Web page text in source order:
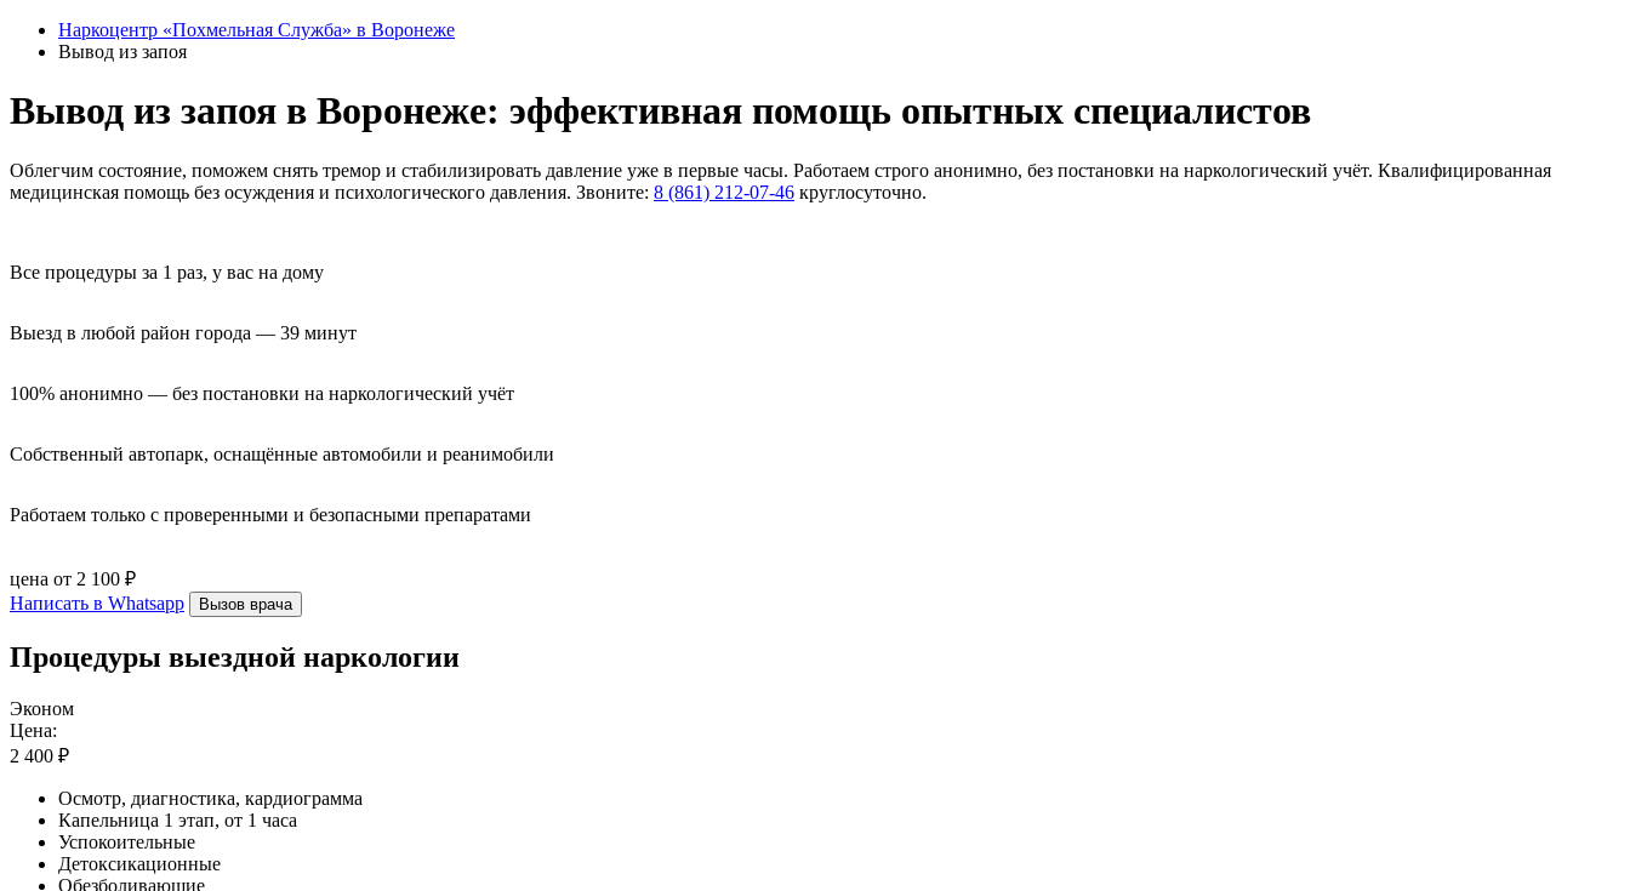
Наркоцентр «Похмельная Служба» в Воронеже
Вывод из запоя
Вывод из запоя в Воронеже: эффективная помощь опытных специалистов
Облегчим состояние, поможем снять тремор и стабилизировать давление уже в первые часы. Работаем строго анонимно, без постановки на наркологический учёт. Квалифицированная
медицинская помощь без осуждения и психологического давления. Звоните: 8 (861) 212-07-46 круглосуточно.
Все процедуры за 1 раз, у вас на дому
Выезд в любой район города — 39 минут
100% анонимно — без постановки на наркологический учёт
Собственный автопарк, оснащённые автомобили и реанимобили
Работаем только с проверенными и безопасными препаратами
цена от 2 100 ₽
Написать в Whatsapp
Вызов врача
Процедуры выездной наркологии
Эконом
Цена:
2 400 ₽
Осмотр, диагностика, кардиограмма
Капельница 1 этап, от 1 часа
Успокоительные
Детоксикационные
Обезболивающие